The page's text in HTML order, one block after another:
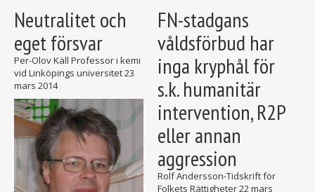
Neutralitet och
eget försvar
Per-Olov Käll Professor i kemi
vid Linköpings universitet23
mars 2014
FN-stadgans
våldsförbud har
inga kryphål för
s.k. humanitär
intervention, R2P
eller annan
aggression
Rolf Andersson-Tidskrift för
Folkets Rättigheter22 mars